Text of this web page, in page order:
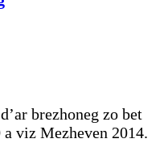
brezhoneg zo bet
a viz Mezheven 2014.